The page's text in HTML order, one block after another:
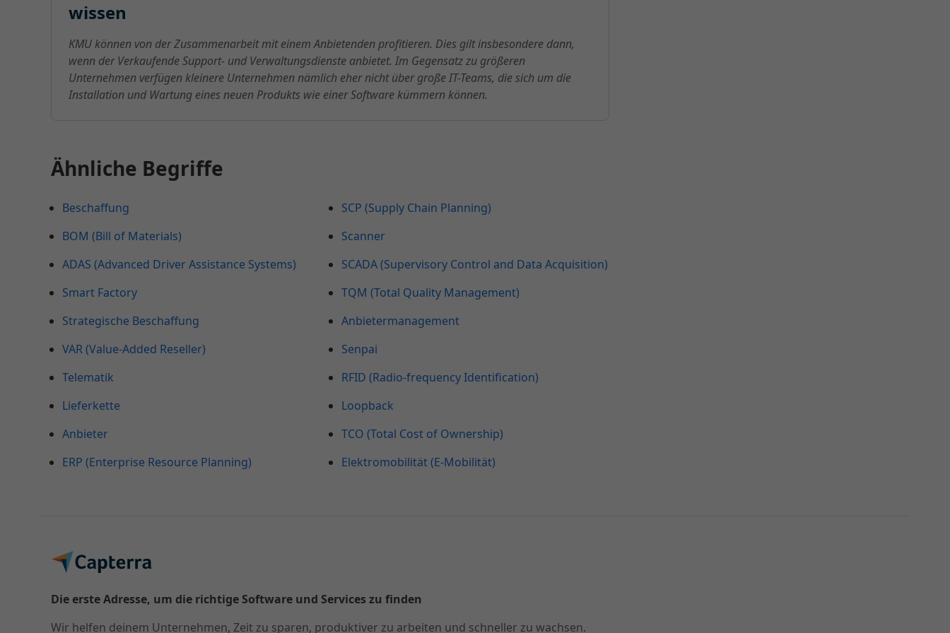
wissen
KMU können von der Zusammenarbeit mit einem Anbietenden profitieren. Dies gilt insbesondere dann,
wenn der Verkaufende Support- und Verwaltungsdienste anbietet. Im Gegensatz zu größeren
Unternehmen verfügen kleinere Unternehmen nämlich eher nicht über große IT-Teams, die sich um die
Installation und Wartung eines neuen Produkts wie einer Software kümmern können.
Ähnliche Begriffe
Beschaffung
BOM (Bill of Materials)
ADAS (Advanced Driver Assistance Systems)
Smart Factory
Strategische Beschaffung
VAR (Value-Added Reseller)
Telematik
Lieferkette
Anbieter
ERP (Enterprise Resource Planning)
SCP (Supply Chain Planning)
Scanner
SCADA (Supervisory Control and Data Acquisition)
TQM (Total Quality Management)
Anbietermanagement
Senpai
RFID (Radio-frequency Identification)
Loopback
TCO (Total Cost of Ownership)
Elektromobilität (E-Mobilität)
Die erste Adresse, um die richtige Software und Services zu finden
Wir helfen deinem Unternehmen, Zeit zu sparen, produktiver zu arbeiten und schneller zu wachsen.